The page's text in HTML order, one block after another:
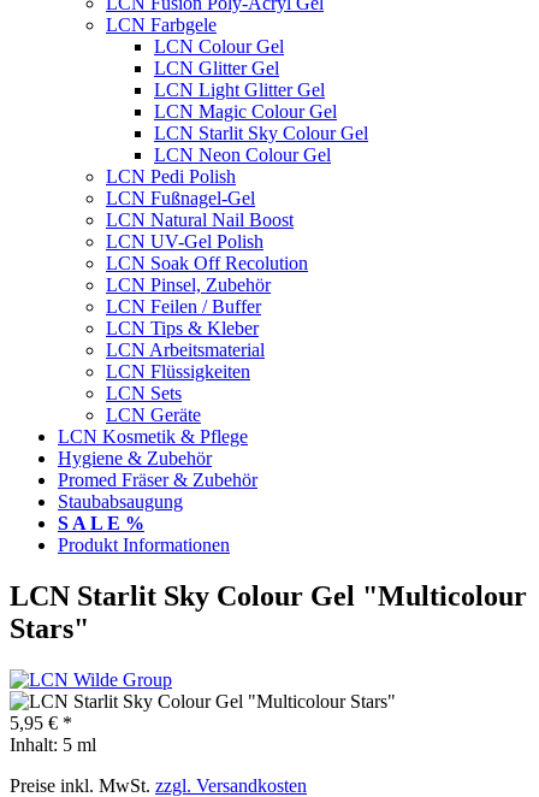
LCN Farbgele
LCN Colour Gel
LCN Glitter Gel
LCN Light Glitter Gel
LCN Magic Colour Gel
LCN Starlit Sky Colour Gel
LCN Neon Colour Gel
LCN Pedi Polish
LCN Fußnagel-Gel
LCN Natural Nail Boost
LCN UV-Gel Polish
LCN Soak Off Recolution
LCN Pinsel, Zubehör
LCN Feilen / Buffer
LCN Tips & Kleber
LCN Arbeitsmaterial
LCN Flüssigkeiten
LCN Sets
LCN Geräte
LCN Kosmetik & Pflege
Hygiene & Zubehör
Promed Fräser & Zubehör
Staubabsaugung
S A L E %
Produkt Informationen
LCN Starlit Sky Colour Gel "Multicolour
Stars"
5,95 € *
Inhalt: 5 ml
Preise inkl. MwSt. zzgl. Versandkosten